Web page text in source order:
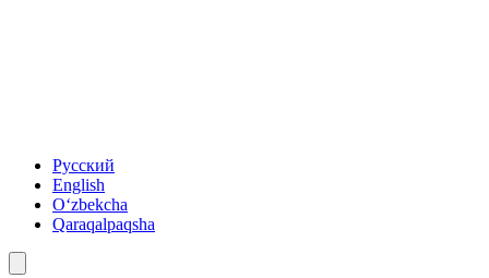
Русский
English
Oʻzbekcha
Qaraqalpaqsha